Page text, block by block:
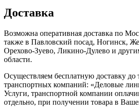
Доставка
Возможна оперативная доставка по
также в Павловский посад, Ногинск,
Орехово-Зуево, Ликино-Дулево и
области.
Осуществляем бесплатную доставку до
транспортных компаний: «Деловые
Услуги, транспортной компании
отдельно, при получении товара в